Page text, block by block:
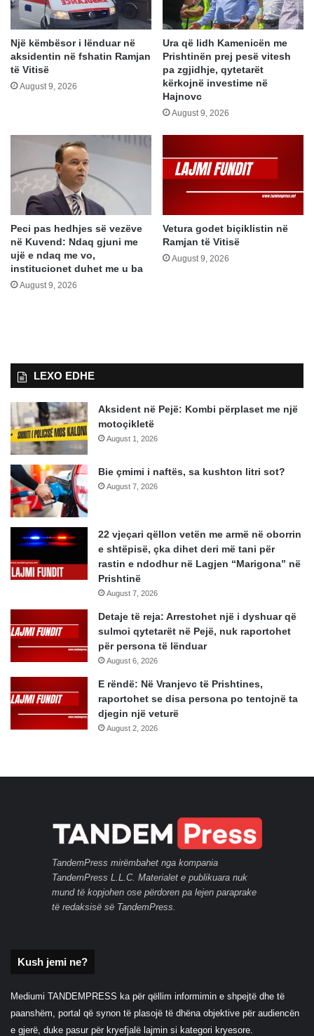
Një këmbësor i lënduar në
aksidentin në fshatin Ramjan
të Vitisë
August 9, 2026
Ura që lidh Kamenicën me
Prishtinën prej pesë vitesh
pa zgjidhje, qytetarët
kërkojnë investime në
Hajnovc
August 9, 2026
Peci pas hedhjes së vezëve
në Kuvend: Ndaq gjuni me
ujë e ndaq me vo,
institucionet duhet me u ba
August 9, 2026
Vetura godet biçiklistin në
Ramjan të Vitisë
August 9, 2026
LEXO EDHE
Aksident në Pejë: Kombi përplaset me një
motoçikletë
August 1, 2026
Bie çmimi i naftës, sa kushton litri sot?
August 7, 2026
22 vjeçari qëllon vetën me armë në oborrin
e shtëpisë, çka dihet deri më tani për
rastin e ndodhur në Lagjen “Marigona” në
Prishtinë
August 7, 2026
Detaje të reja: Arrestohet një i dyshuar që
sulmoi qytetarët në Pejë, nuk raportohet
për persona të lënduar
August 6, 2026
E rëndë: Në Vranjevc të Prishtines,
raportohet se disa persona po tentojnë ta
djegin një veturë
August 2, 2026
TandemPress mirëmbahet nga kompania
TandemPress L.L.C. Materialet e publikuara nuk
mund të kopjohen ose përdoren pa lejen paraprake
të redaksisë së TandemPress.
Kush jemi ne?
Mediumi TANDEMPRESS ka për qëllim informimin e shpejtë dhe të
paanshëm, portal që synon të plasojë të dhëna objektive për audiencën
e gjerë, duke pasur për kryefjalë lajmin si kategori kryesore.